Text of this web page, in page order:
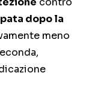
dopo la
meno